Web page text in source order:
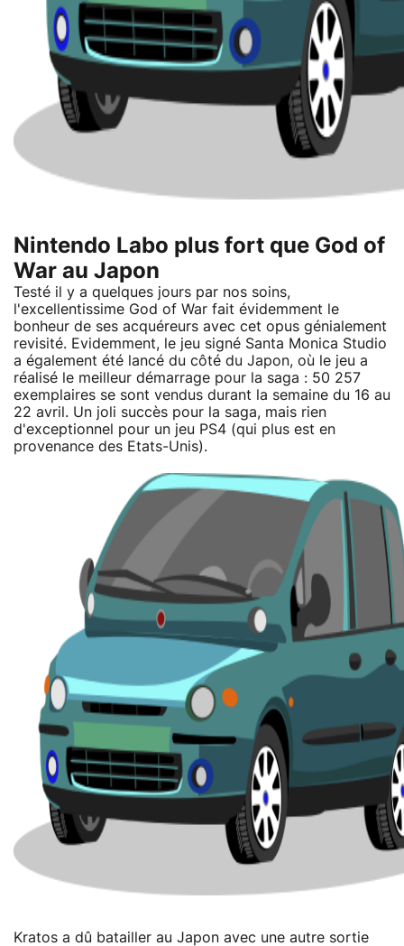
Nintendo Labo plus fort que God of
War au Japon
Testé il y a quelques jours par nos soins,
l'excellentissime God of War fait évidemment le
bonheur de ses acquéreurs avec cet opus génialement
revisité. Evidemment, le jeu signé Santa Monica Studio
a également été lancé du côté du Japon, où le jeu a
réalisé le meilleur démarrage pour la saga : 50 257
exemplaires se sont vendus durant la semaine du 16 au
22 avril. Un joli succès pour la saga, mais rien
d'exceptionnel pour un jeu PS4 (qui plus est en
provenance des Etats-Unis).
Kratos a dû batailler au Japon avec une autre sortie